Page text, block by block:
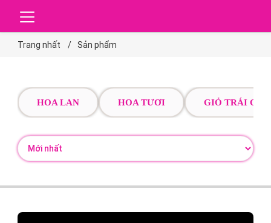
Trang nhất Sản phẩm
HOA LAN HOA TƯƠI GIỎ TRÁI CÂY